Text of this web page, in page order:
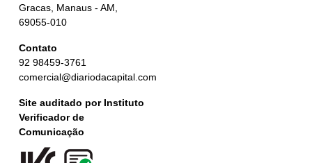
Gracas, Manaus - AM,
69055-010
Contato
92 98459-3761
comercial@diariodacapital.com
Site auditado por Instituto
Verificador de
Comunicação